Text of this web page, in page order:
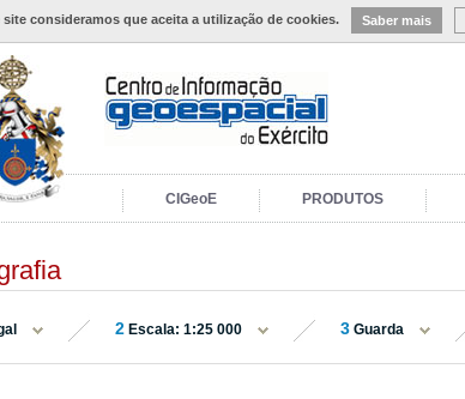
consideramos que aceita a utilização de cookies. Saber mais
CIGeoE PRODUTOS
2 Escala: 1:25 000 3 Guarda